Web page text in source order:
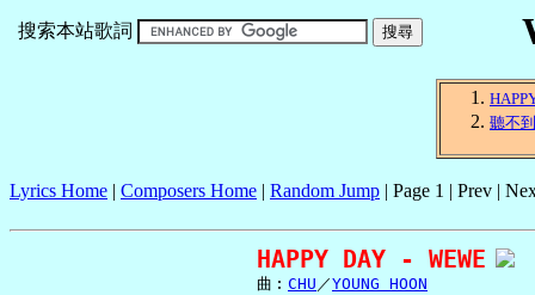
搜索本站歌詞
聽不
Lyrics Home | Composers Home | Random Jump | Page 1 | Prev |
HAPPY DAY - WEWE
     曲︰
CHU ／YOUNG HOON